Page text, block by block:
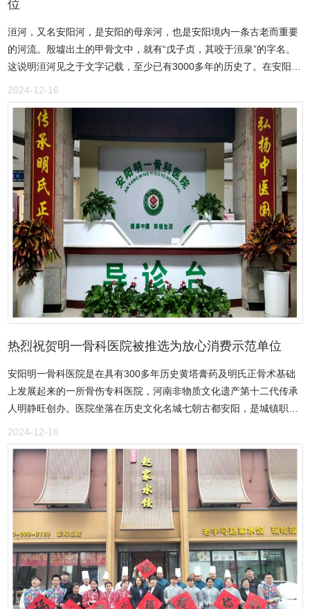
户，他们纷纷给予了高度评价。一位来自银行的负责人表示：“安阳市
到位。我们在使用过程中遇到任何问题，他们都能迅速响应并解决，
让我们非常放心。” 另一位政府单位的工作人员也说道：“与六维空间
合作以来，我们深刻感受到了他们的专业和负责。无论是产品还是服
务，都超出了我们的预期。”安阳市六维空间电子商务有限公司在董事
长李治飞的引领下，坚持“逐步扩张、坚持盈利”的经营思想，不参与
市场无序竞争，稳步走向健康、长远的发展道路，被授予放心消费示
范单位。相信在未来，这家公司将继续发挥其优势，为更多客户提供
优质的产品和服务，在信息技术领域创造更加辉煌的成就，为安阳的
繁荣发展、为国家的科技创新事业添砖加瓦。
到国家的前途和命运。晟庭商贸的捐赠，不仅为学生们提供了营养支
持，更传递了社会对他们的关爱。同时，公司积极开展捐资助学活
动，助力莘莘学子追逐梦想。时常看望慰问孤寡老人，为他们送去温
暖与关怀。冯伟带领员工多次前往养老院、社区等地，为孤寡老人送
去生活用品、食品等物资，陪他们聊天、解闷，让他们感受到社会的
温暖。在面对地震、洪涝等自然灾害时，晟庭商贸更是挺身而出，多
次捐款捐物。自然灾害无情，但人间有爱。晟庭商贸的善举，为受灾
群众送去了急需的物资和帮助，缓解了他们的困境。据不完全统计，
公司捐款捐物总价值达 100 余万元。这种无私的奉献精神，赢得了社
会各界的广泛赞誉。晟庭商贸的善举和贡献，得到了社会的广泛认
可。公司事迹多次被今日头条、搜狐、百度、315 消费文化网、河南
日报顶端新闻、河南电视台大象新闻等媒体宣传报道。这些媒体的报
道，不仅是对公司的肯定和赞扬，更是对社会正能量的传播和弘扬。
未来，安阳市晟庭商贸有限公司将继续秉持诚信经营、回馈社会的理
念，不断开拓创新，为客户提供更优质的产品和服务，为社会做出更
大的贡献。公司将继续加强与客户的合作，不断提高产品质量和服务
水平，满足客户的需求。同时，公司将继续积极履行社会责任，关注
工的共同努力下，晟庭商贸一定能够创造更加辉煌的业绩，成为一家
位
洹河，又名安阳河，是安阳的母亲河，也是安阳境内一条古老而重要
的河流。殷墟出土的甲骨文中，就有“戊子贞，其咬于洹泉”的字名。
这说明洹河见之于文字记载，至少已有3000多年的历史了。在安阳市
洹河玉液正散发着陈香。它承载着几千年的古风，沐浴了精良的酿造
方法，使古老的琼浆，绽放了新的芳华。传承数家手工艺 为进一步改
良制酒工艺，60年代，作为国家商业部的重点企业安阳市酒厂委派专
人赴四川宜宾五粮液酒厂进行交流，切磋酿酒技术。此后，依照秘传
的建窖古方，建立高标准酒池。同时，结合严格的五谷（糯米、大
米、小麦、高粱、玉米）精选标准、地下深井采水、储酒窖藏的制酒
流程，形成了“洹河玉液”独特的酒质和浓香香味，具备了与国内一流
品牌浓香型白酒酿造水平相媲美的实力，使延续数千年的安阳酿酒工
业达到了新的高度。 洹河玉液的工艺技术是独有的，采用“包包曲”作
为空气和泥土中的微生物结合的载体，非常适合酿造洹河玉液的150
多种微生物的均匀生长和繁殖，而其他白酒只利用了空气中的微生
物，所以酒味不全面。 洹河玉液独有的传统工艺，采用“跑窖循
环”、“固态续糟”、“双轮底发酵”等发酵技术；采用“分层起糟”、“分层
蒸馏”、“按质并坛”等国内酒行业中独特的酿造工艺。洹河玉液将现代
分析技术和现代分析仪器用于洹河玉液生产的全过程检测。对原材料
质量控制。质量数字化管理 在激烈的市场竞争中，安阳市豫北酿酒有
限责任公司始终坚持“规规矩矩生产，实实在在酿酒”的生产经营理
念，为加强一线的质量控制，豫北酿酒斥巨资购置了气相色谱分析
仪，实现了粮食酒质量测定分析的数字化管理。通过对每批产品理化
数据的准确测定分析，并与国内名酒的理化指标相比照，来不断完善
和改进生产工艺，使洹河玉液酒内在质量不断提升。 如今的洹河玉液
具有“窖香浓郁、绵甜爽口、口味醇厚、香味谐调、尾味悠长”的独特
风格；利用独特的酿酒环境地下发酵，严格按照生产工艺标准进
行“稳、准、细、净”的生产，达到了好喝不上头、健康又安全的至高
境界。洹河玉液既有五粮工艺的核心技术，又有“三千年老酒”的酿造
基因。近年来，多次荣获全国质量诚信服务AAA级企业、豫商大会河
南特色产品金奖、诚信经营示范企业、安阳市知名商标，爱心企业和
重点推荐产品等各类奖项和荣誉。<p style="font-
size:16px;color:#191919;font-family:"text-indent:0px;background-
2024-12-16
热烈祝贺明一骨科医院被推选为放心消费示范单位
安阳明一骨科医院是在具有300多年历史黄塔膏药及明氏正骨术基础
上发展起来的一所骨伤专科医院，河南非物质文化遗产第十二代传承
人明静旺创办。医院坐落在历史文化名城七朝古都安阳，是城镇职
核磁共振、C型臂、彩超、骨密度检测仪，全自动生化分析仪、三氧
治疗仪、现代化层流手术室等诊疗设备。医院秉承300多年明氏正骨
术和省级非物质文化遗产黄塔膏药，采用北京积水潭医院、河南省骨
科医院新技术，治疗各类型骨折、颈肩腰腿痛、腰椎间盘突出、股骨
头坏死、断指（趾）再植、血管神经吻合、关节置换、微创保膝治疗
骨性关节炎等骨科病症。除此之外，医院经常开展到社区义诊志愿服
务活动、健康教育宣传活动、医患交流茶话会等活动，受到了群众的
欢迎和一致好评。安阳明一骨科医院秉承“依承发展中医药事业，始终
坚持中西医并重，推动中医药振兴发展”的理念，致力打造一所集医
疗、康复和教研为一体的骨伤病专科医院。先后被授予突出贡献奖、
2024-12-16